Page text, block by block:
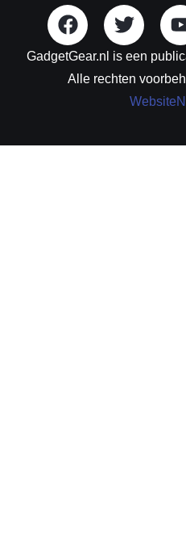
GadgetGear.nl is een
Alle rechten